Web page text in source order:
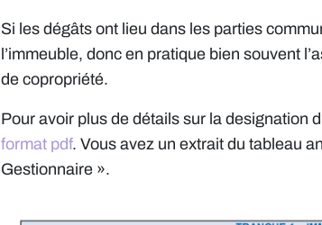
Si les dégâts ont lieu dans les parties
l’immeuble, donc en pratique bien souvent
de copropriété.
Pour avoir plus de détails sur la designation
format pdf. Vous avez un extrait du tableau
Gestionnaire ».